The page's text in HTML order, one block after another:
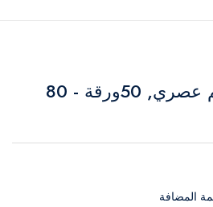
نوت بوك بتصميم عصري, 50ورقة - 80
المضافة